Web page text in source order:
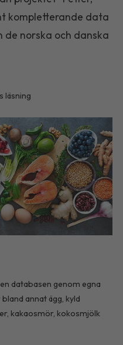
kompletterande data
de norska och danska
läsning
databasen genom egna
annat ägg, kyld
kakaosmör, kokosmjölk